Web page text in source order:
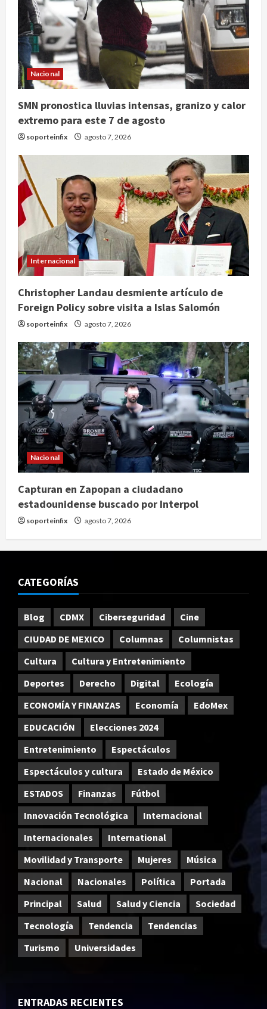
Nacional
SMN pronostica lluvias intensas, granizo y calor
extremo para este 7 de agosto
soporteinfix agosto 7, 2026
Internacional
Christopher Landau desmiente artículo de
Foreign Policy sobre visita a Islas Salomón
soporteinfix agosto 7, 2026
Nacional
Capturan en Zapopan a ciudadano
estadounidense buscado por Interpol
soporteinfix agosto 7, 2026
CATEGORÍAS
Blog CDMX Ciberseguridad
Cine
CIUDAD DE MEXICO
Columnas
Columnistas
Cultura
Cultura y Entretenimiento
Deportes
Derecho Digital
Ecología
ECONOMÍA Y FINANZAS
Economía
EdoMex
EDUCACIÓN
Elecciones 2024
Entretenimiento
Espectáculos
Espectáculos y cultura
Estado de México
ESTADOS
Finanzas
Fútbol
Innovación Tecnológica
Internacional
Internacionales
International
Movilidad y Transporte
Mujeres
Música
Nacional
Nacionales Política
Portada
Principal
Salud Salud y Ciencia
Sociedad
Tecnología
Tendencia
Tendencias
Turismo
Universidades
ENTRADAS RECIENTES